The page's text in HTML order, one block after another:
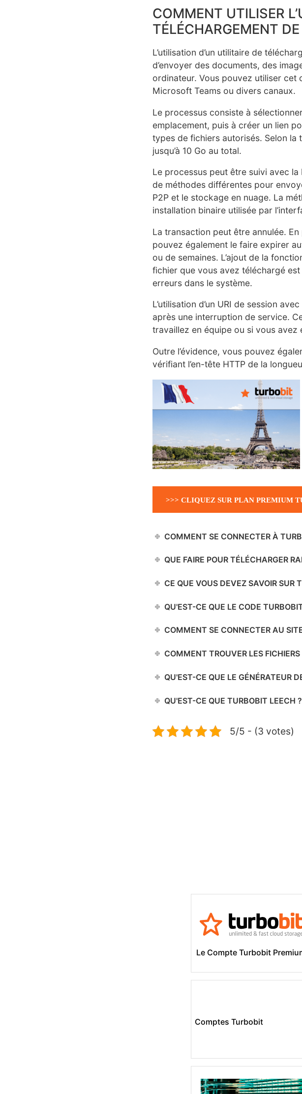
COMMENT UTILISER
TÉLÉCHARGEMENT
L’utilisation d’un utilitaire de
d’envoyer des documents, des
ordinateur. Vous pouvez utiliser cet
Microsoft Teams ou divers canaux.
Le processus consiste à
emplacement, puis à créer un lien
types de fichiers autorisés. Selon
jusqu’à 10 Go au total.
Le processus peut être suivi avec
de méthodes différentes pour
P2P et le stockage en nuage. La
installation binaire utilisée par
La transaction peut être annulée.
pouvez également le faire expirer
ou de semaines. L’ajout de la
fichier que vous avez téléchargé
erreurs dans le système.
L’utilisation d’un URI de session
après une interruption de service.
travaillez en équipe ou si vous
Outre l’évidence, vous pouvez
vérifiant l’en-tête HTTP de la
>>> CLIQUEZ SUR PLAN PREMIUM
COMMENT SE CONNECTER À
QUE FAIRE POUR TÉLÉCHARGER
CE QUE VOUS DEVEZ SAVOIR SUR
QU'EST-CE QUE LE CODE
COMMENT SE CONNECTER AU
COMMENT TROUVER LES
QU'EST-CE QUE LE GÉNÉRATEUR
QU'EST-CE QUE TURBOBIT LEECH ?
5/5 - (3 votes)
Le Compte Turbobit
Comptes Turbobit